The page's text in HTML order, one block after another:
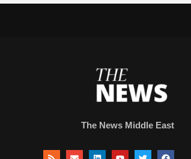
The News Middle East